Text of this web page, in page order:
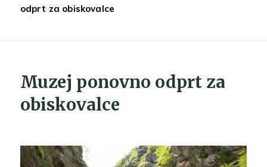
odprt za obiskovalce
Muzej ponovno odprt za
obiskovalce